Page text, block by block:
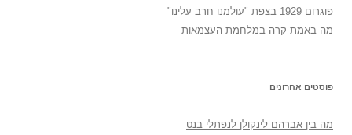
פוגרום 1929 בצפת "עולמנו חרב עלינו"
מה באמת קרה במלחמת העצמאות
פוסטים אחרונים
מה בין אברהם לינקולן לנפתלי בנט